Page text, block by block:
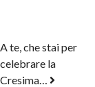
A te, che stai per
celebrare la
Cresima…